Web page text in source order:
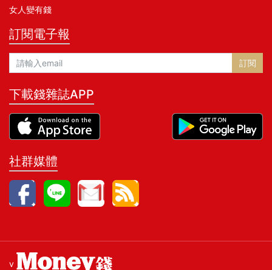
女人變有錢
訂閱電子報
訂閱
下載錢雜誌APP
社群媒體
v